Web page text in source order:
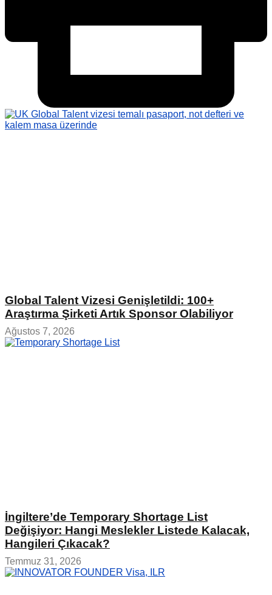
Global Talent Vizesi Genişletildi: 100+
Araştırma Şirketi Artık Sponsor Olabiliyor
Ağustos 7, 2026
İngiltere’de Temporary Shortage List
Değişiyor: Hangi Meslekler Listede Kalacak,
Hangileri Çıkacak?
Temmuz 31, 2026